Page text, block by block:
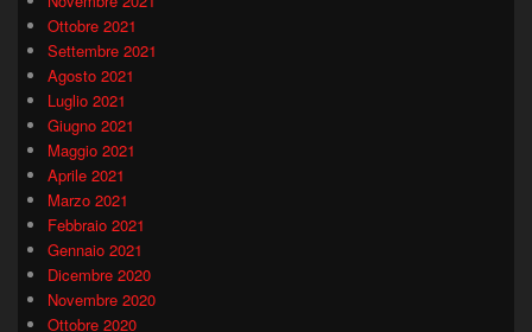
Ottobre 2021
Settembre 2021
Agosto 2021
Luglio 2021
Giugno 2021
Maggio 2021
Aprile 2021
Marzo 2021
Febbraio 2021
Gennaio 2021
Dicembre 2020
Novembre 2020
Ottobre 2020